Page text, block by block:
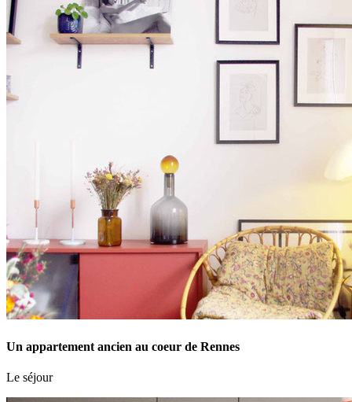
Un appartement ancien au coeur de Rennes
Le séjour